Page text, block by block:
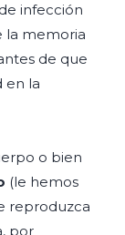
infección
la memoria
de que
en la
o bien
(le hemos
reproduzca
por